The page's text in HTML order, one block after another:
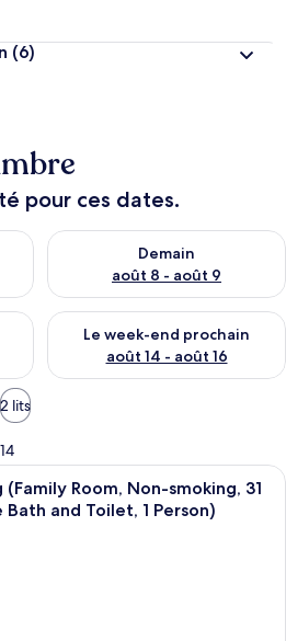
(6)
pour ces dates.
ce soir août 7 - août 8
Demain
août 8 - août 9
Vérifier la disponibilité pour
ce week-end août 7 - août 9
Le week-end prochain
août 14 - août 16
Vérifier la disponibilité pour
2 lits
Une chambre d’hôtel avec deux
Room, Non-smoking, 31
and Toilet, 1 Person)